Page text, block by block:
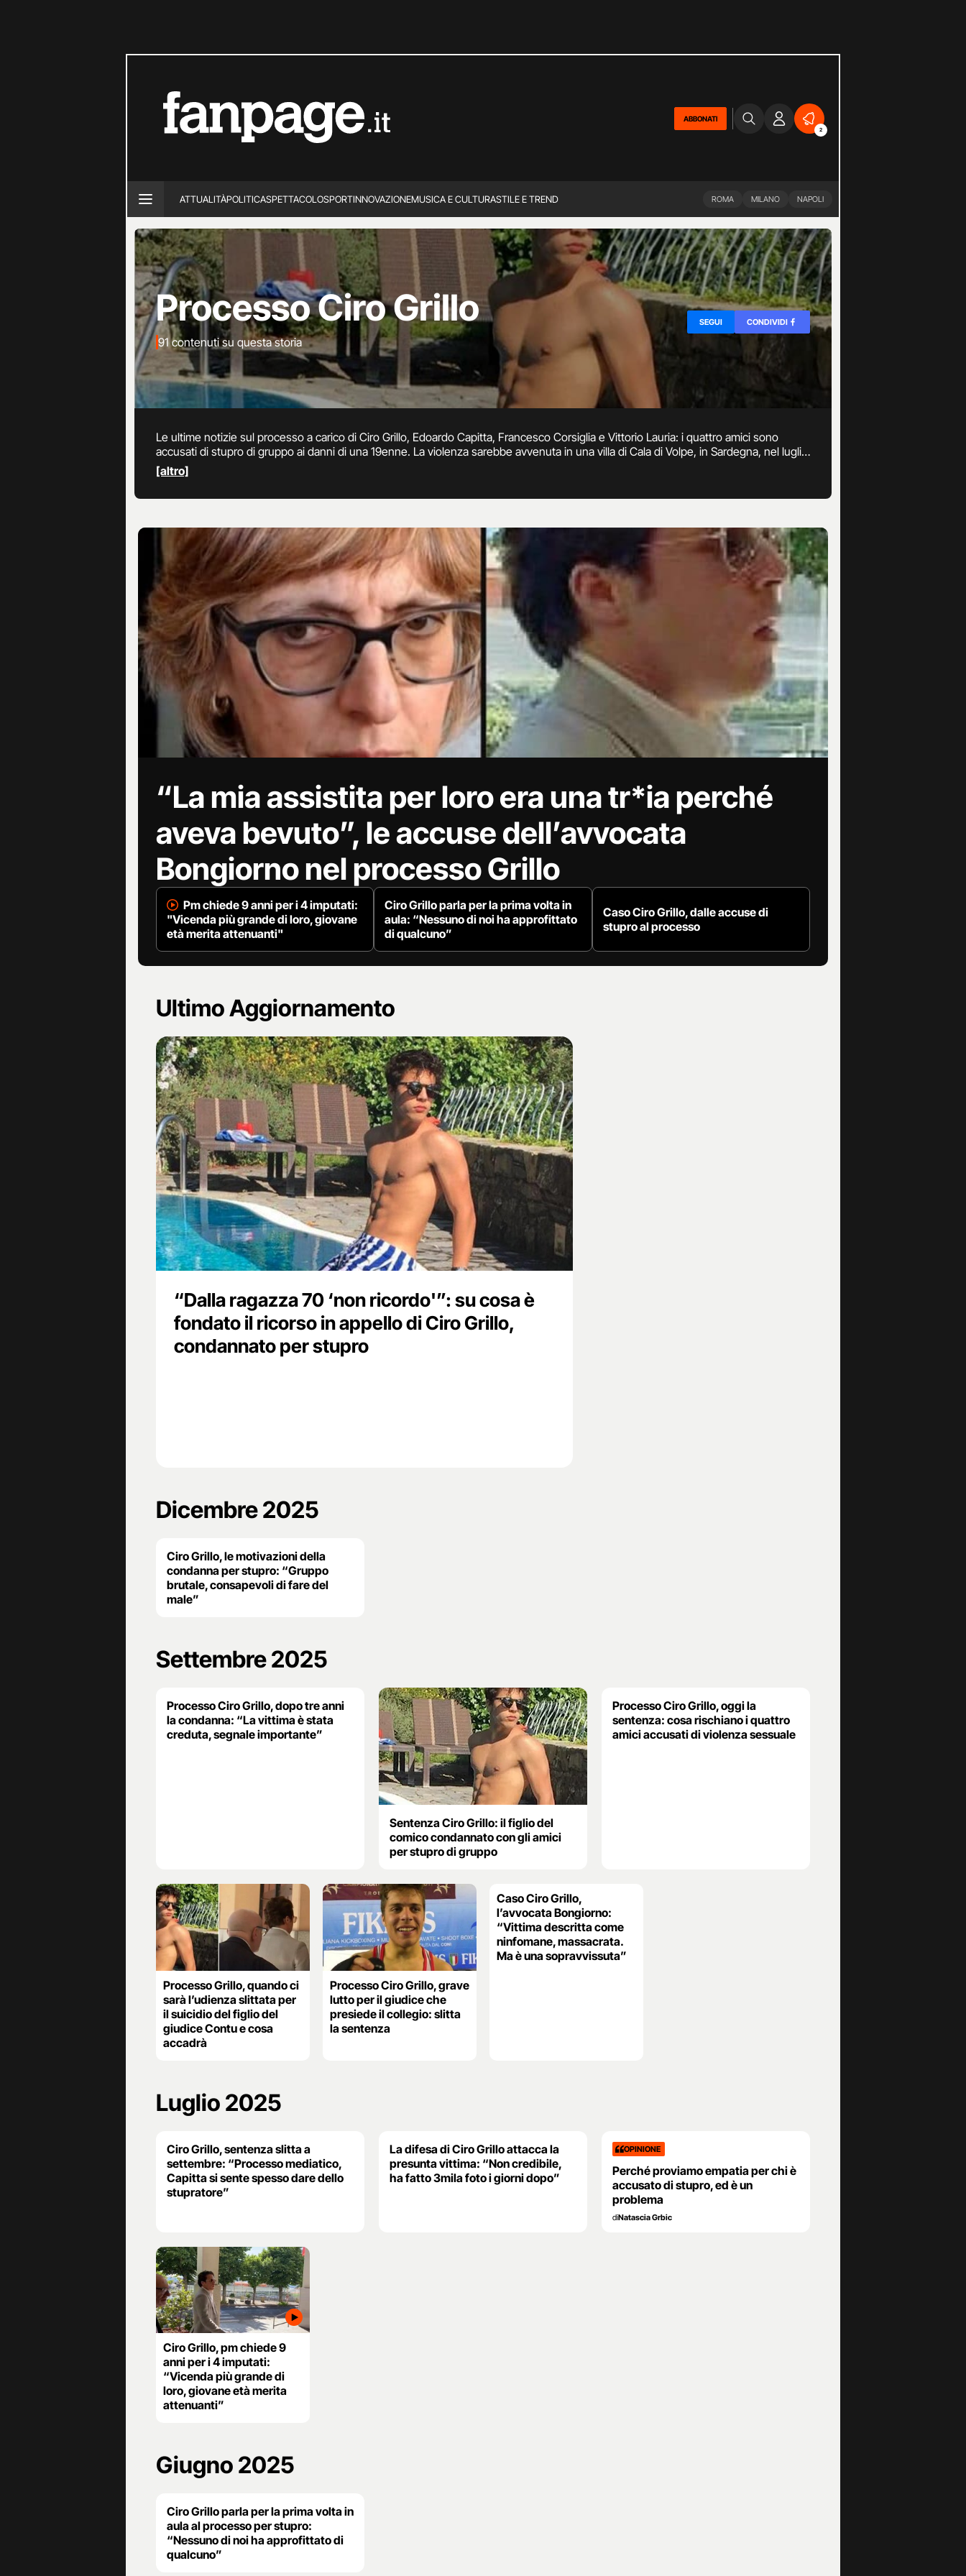
ABBONATI
2
ATTUALITÀPOLITICASPETTACOLOSPORTINNOVAZIONEMUSICA E CULTURASTILE E TREND ROMA MILANO NAPOLI
Processo Ciro Grillo
91 contenuti su questa storia
SEGUI CONDIVIDI
Le ultime notizie sul processo a carico di Ciro Grillo, Edoardo Capitta, Francesco Corsiglia e Vittorio Lauria: i quattro amici sono
accusati di stupro di gruppo ai danni di una 19enne. La violenza sarebbe avvenuta in una villa di Cala di Volpe, in Sardegna, nel luglio
del 2019. Il processo, iniziato a novembre 2021 presso il tribunale di Tempio Pausania, procede con le testimonianze delle persone
coinvolte: in aula, oltre alle foto e video di quella notte, anche una chat tra la vittima e una sua amica dopo la violenza subita.
[altro]
“La mia assistita per loro era una tr*ia perché
aveva bevuto”, le accuse dell’avvocata
Bongiorno nel processo Grillo
Pm chiede 9 anni per i 4 imputati:
"Vicenda più grande di loro, giovane
età merita attenuanti"
Ciro Grillo parla per la prima volta in
aula: “Nessuno di noi ha approfittato
di qualcuno”
Caso Ciro Grillo, dalle accuse di
stupro al processo
Ultimo Aggiornamento
“Dalla ragazza 70 ‘non ricordo'”: su cosa è
fondato il ricorso in appello di Ciro Grillo,
condannato per stupro
Dicembre 2025
Ciro Grillo, le motivazioni della
condanna per stupro: “Gruppo
brutale, consapevoli di fare del
male”
Settembre 2025
Processo Ciro Grillo, dopo tre anni
la condanna: “La vittima è stata
creduta, segnale importante”
Sentenza Ciro Grillo: il figlio del
comico condannato con gli amici
per stupro di gruppo
Processo Ciro Grillo, oggi la
sentenza: cosa rischiano i quattro
amici accusati di violenza sessuale
Processo Grillo, quando ci
sarà l’udienza slittata per
il suicidio del figlio del
giudice Contu e cosa
accadrà
Processo Ciro Grillo, grave
lutto per il giudice che
presiede il collegio: slitta
la sentenza
Caso Ciro Grillo,
l’avvocata Bongiorno:
“Vittima descritta come
ninfomane, massacrata.
Ma è una sopravvissuta”
Luglio 2025
Ciro Grillo, sentenza slitta a
settembre: “Processo mediatico,
Capitta si sente spesso dare dello
stupratore”
La difesa di Ciro Grillo attacca la
presunta vittima: “Non credibile,
ha fatto 3mila foto i giorni dopo”
OPINIONE
Perché proviamo empatia per chi è
accusato di stupro, ed è un
problema
diNatascia Grbic
Ciro Grillo, pm chiede 9
anni per i 4 imputati:
“Vicenda più grande di
loro, giovane età merita
attenuanti”
Giugno 2025
Ciro Grillo parla per la prima volta in
aula al processo per stupro:
“Nessuno di noi ha approfittato di
qualcuno”